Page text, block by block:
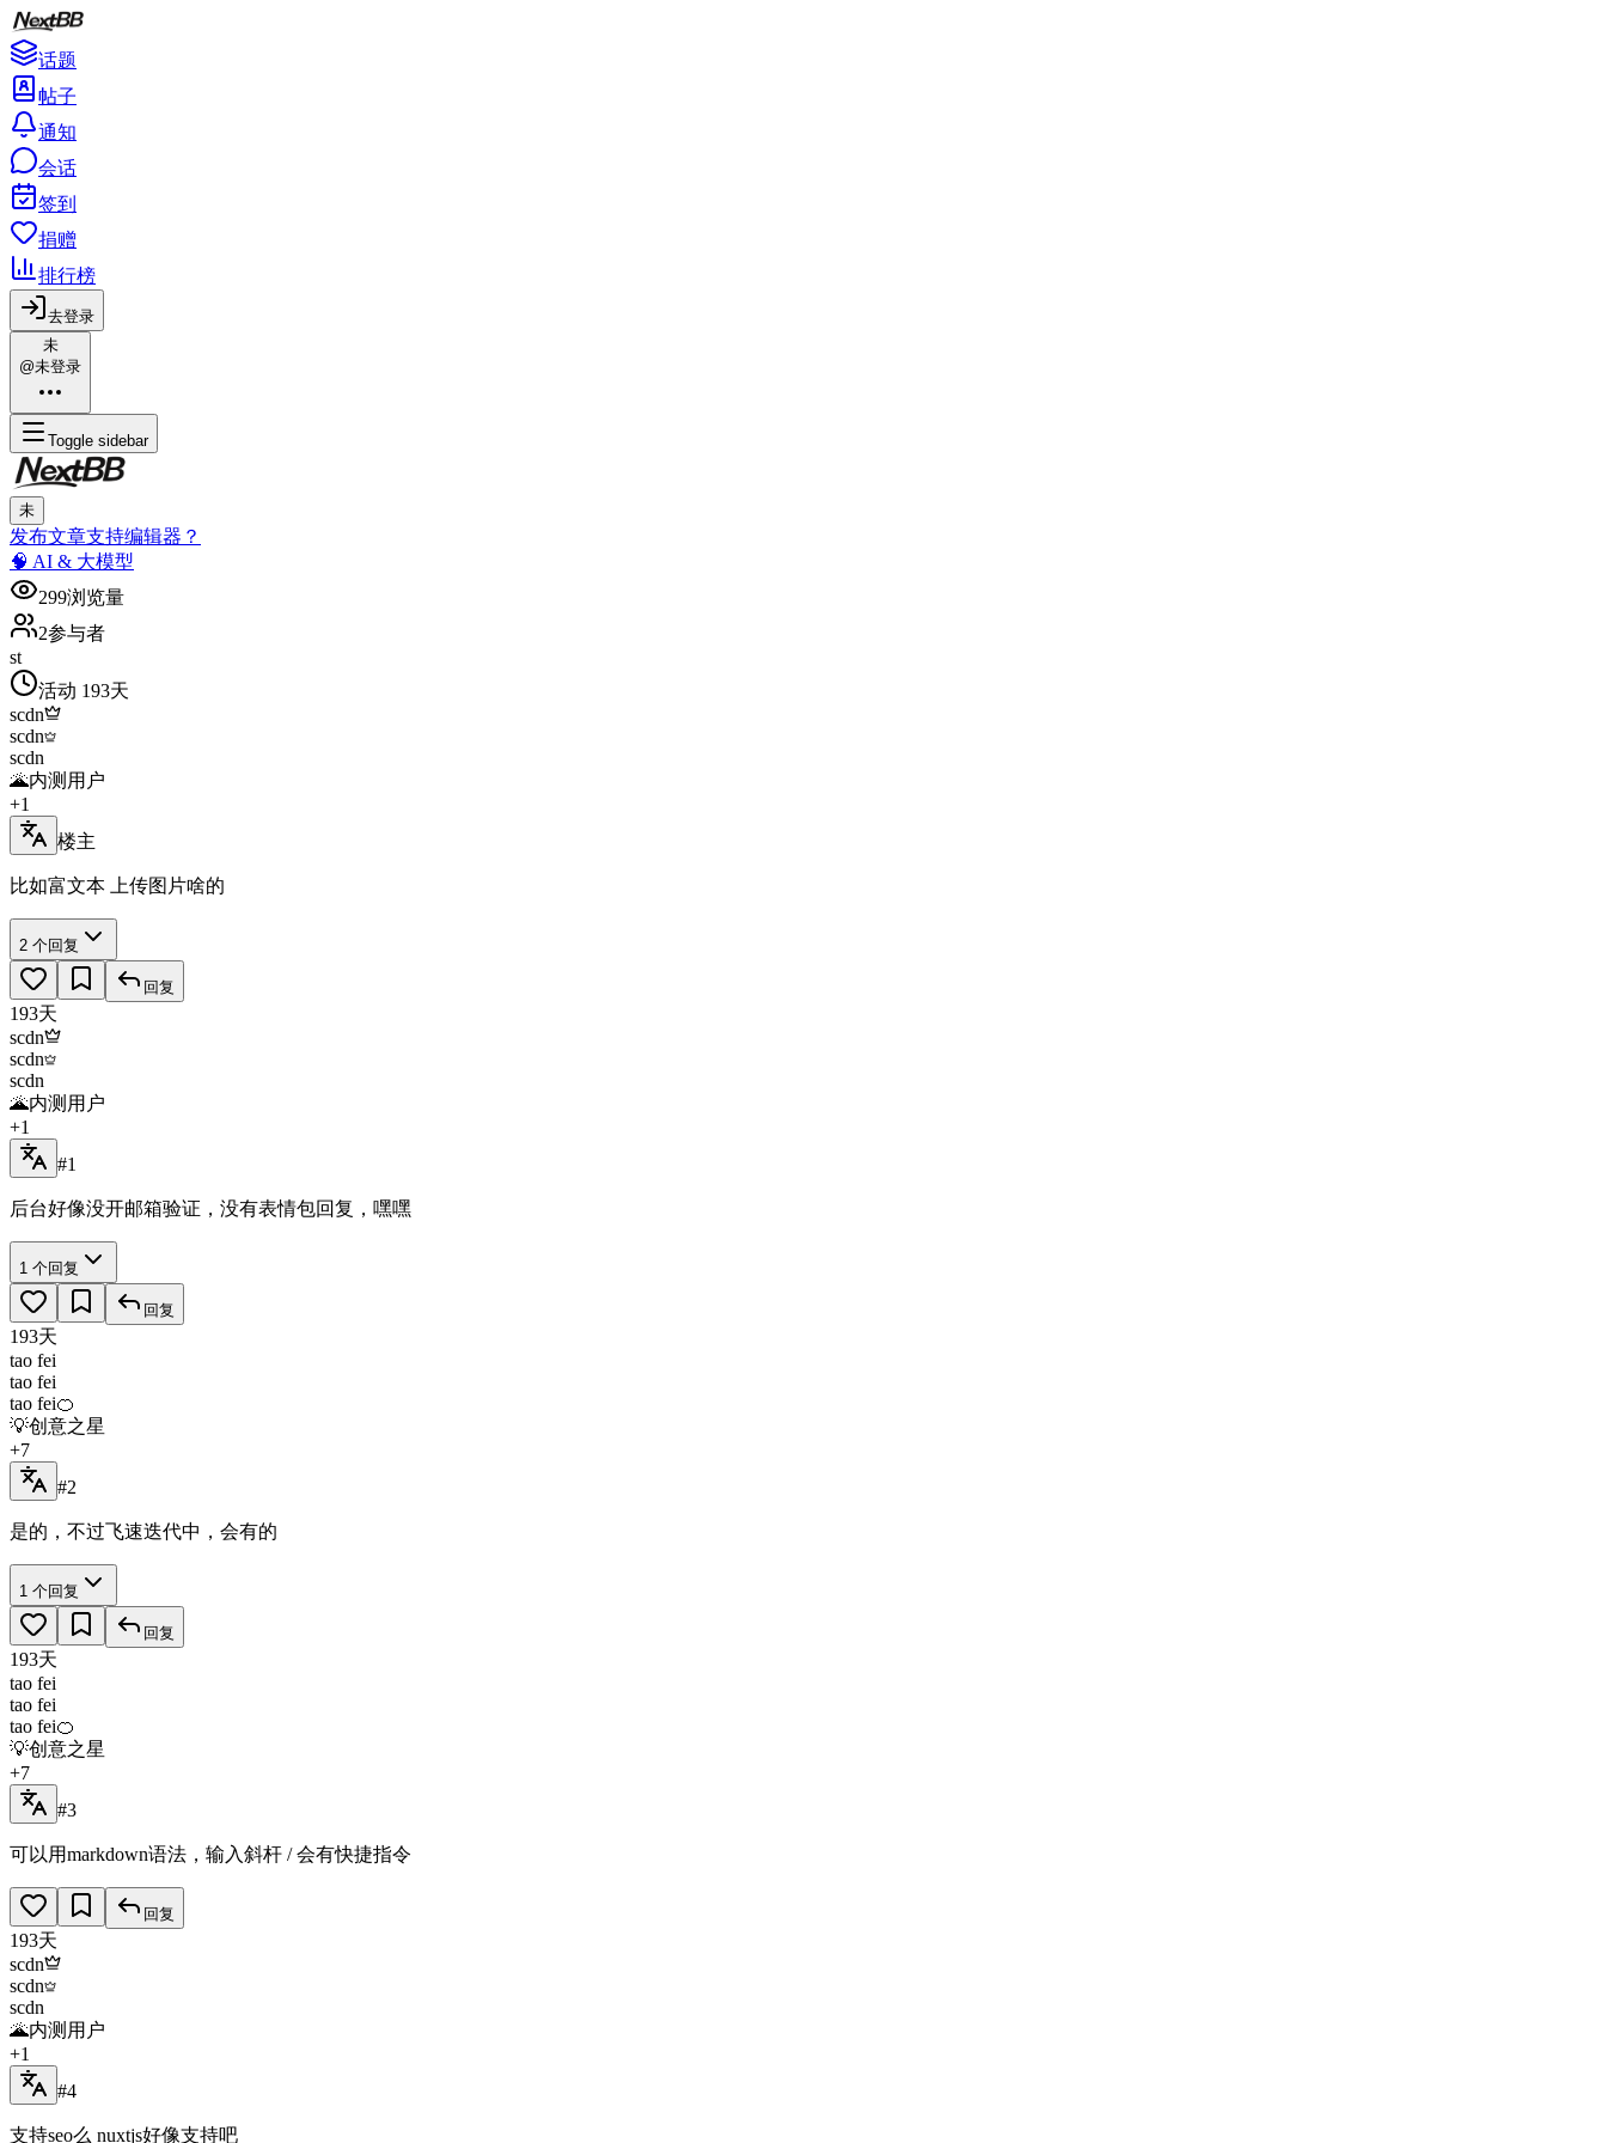
话题
帖子
通知
会话
签到
捐赠
排行榜
去登录
未
@未登录
Toggle sidebar
未
发布文章支持编辑器？
🧠 AI & 大模型
299浏览量
2参与者
st
活动 193天
scdn
scdn
scdn
🌋内测用户
+1
楼主
比如富文本 上传图片啥的
2 个回复
回复
193天
scdn
scdn
scdn
🌋内测用户
+1
#1
后台好像没开邮箱验证，没有表情包回复，嘿嘿
1 个回复
回复
193天
tao fei
tao fei
tao fei🍊
💡创意之星
+7
#2
是的，不过飞速迭代中，会有的
1 个回复
回复
193天
tao fei
tao fei
tao fei🍊
💡创意之星
+7
#3
可以用markdown语法，输入斜杆 / 会有快捷指令
回复
193天
scdn
scdn
scdn
🌋内测用户
+1
#4
支持seo么 nuxtjs好像支持吧